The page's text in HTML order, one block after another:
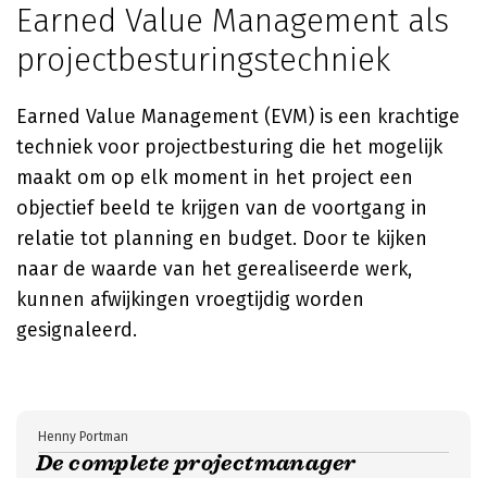
Earned Value Management als
projectbesturingstechniek
Earned Value Management (EVM) is een krachtige
techniek voor projectbesturing die het mogelijk
maakt om op elk moment in het project een
objectief beeld te krijgen van de voortgang in
relatie tot planning en budget. Door te kijken
naar de waarde van het gerealiseerde werk,
kunnen afwijkingen vroegtijdig worden
gesignaleerd.
De complete projectmanager
Henny Portman